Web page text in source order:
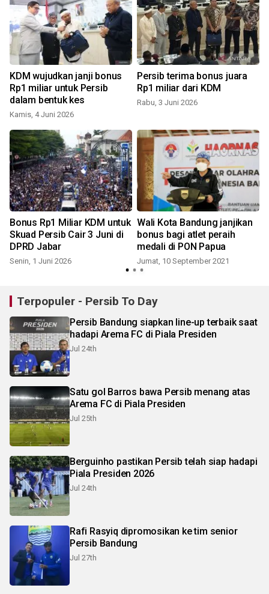
KDM wujudkan janji bonus
Rp1 miliar untuk Persib
dalam bentuk kes
Kamis, 4 Juni 2026
Persib terima bonus juara
Rp1 miliar dari KDM
Rabu, 3 Juni 2026
Bonus Rp1 Miliar KDM untuk
Skuad Persib Cair 3 Juni di
DPRD Jabar
Senin, 1 Juni 2026
Wali Kota Bandung janjikan
bonus bagi atlet peraih
medali di PON Papua
Jumat, 10 September 2021
Terpopuler - Persib To Day
Persib Bandung siapkan line-up terbaik saat
hadapi Arema FC di Piala Presiden
Jul 24th
Satu gol Barros bawa Persib menang atas
Arema FC di Piala Presiden
Jul 25th
Berguinho pastikan Persib telah siap hadapi
Piala Presiden 2026
Jul 24th
Rafi Rasyiq dipromosikan ke tim senior
Persib Bandung
Jul 27th